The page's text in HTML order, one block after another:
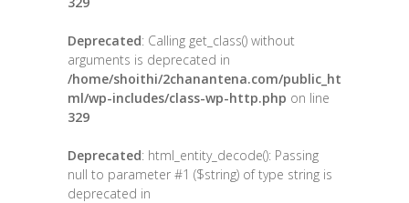
Deprecated: Calling get_class() without
arguments is deprecated in
/home/shoithi/2chanantena.com/public_ht
ml/wp-includes/class-wp-http.php on line
329
Deprecated: html_entity_decode(): Passing
null to parameter #1 ($string) of type string is
deprecated in